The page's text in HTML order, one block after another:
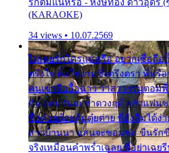
(KARAOKE)
34 views • 10.07.2569
ไม่เคยรักใครแน่หรือ อยากเชื่อถื
ตรึงใจ ติ๋มใช่งามซึ้งตรึงตรา พี่หรื
คนเขาลืออื้อฉาว ว่าสาวๆรุมตอม
กัน แต่หวั่นจะช้ำดวงฤดี กลัวแฟน
ชื่อต๋อยต้อยตุ้มตุ๋ยต่าย พี่ยังลืมได้ง่า
สาวบ้านนา แสนจะซอมซ่อ ขืนรัก
จริงเหมือนคำพร่ำเฉลย พี่อย่าเฉ